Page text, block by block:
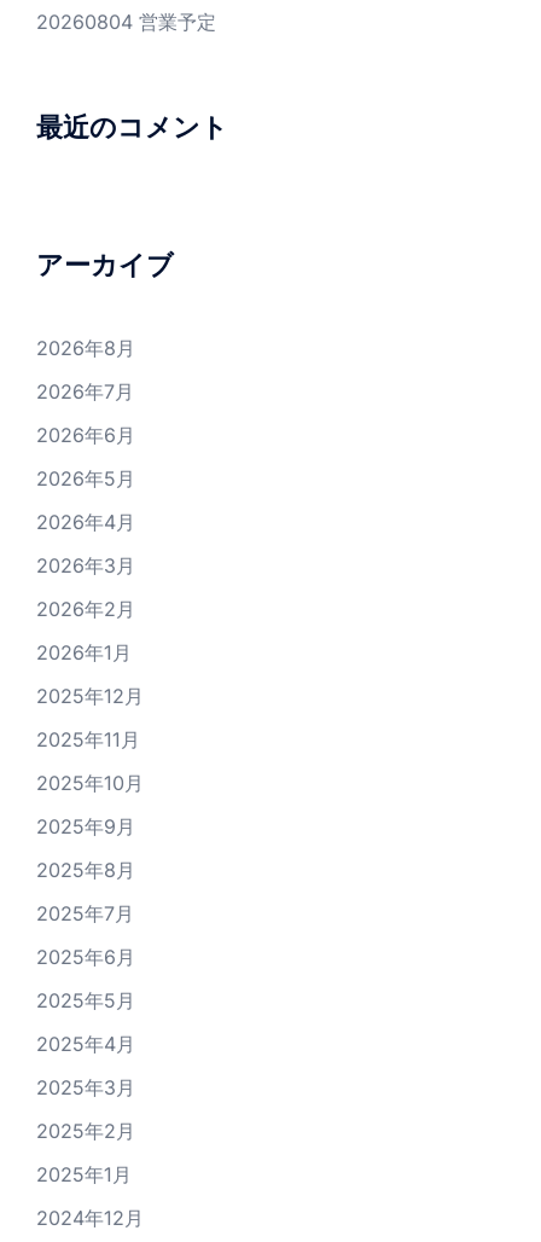
20260804 営業予定
最近のコメント
アーカイブ
2026年8月
2026年7月
2026年6月
2026年5月
2026年4月
2026年3月
2026年2月
2026年1月
2025年12月
2025年11月
2025年10月
2025年9月
2025年8月
2025年7月
2025年6月
2025年5月
2025年4月
2025年3月
2025年2月
2025年1月
2024年12月